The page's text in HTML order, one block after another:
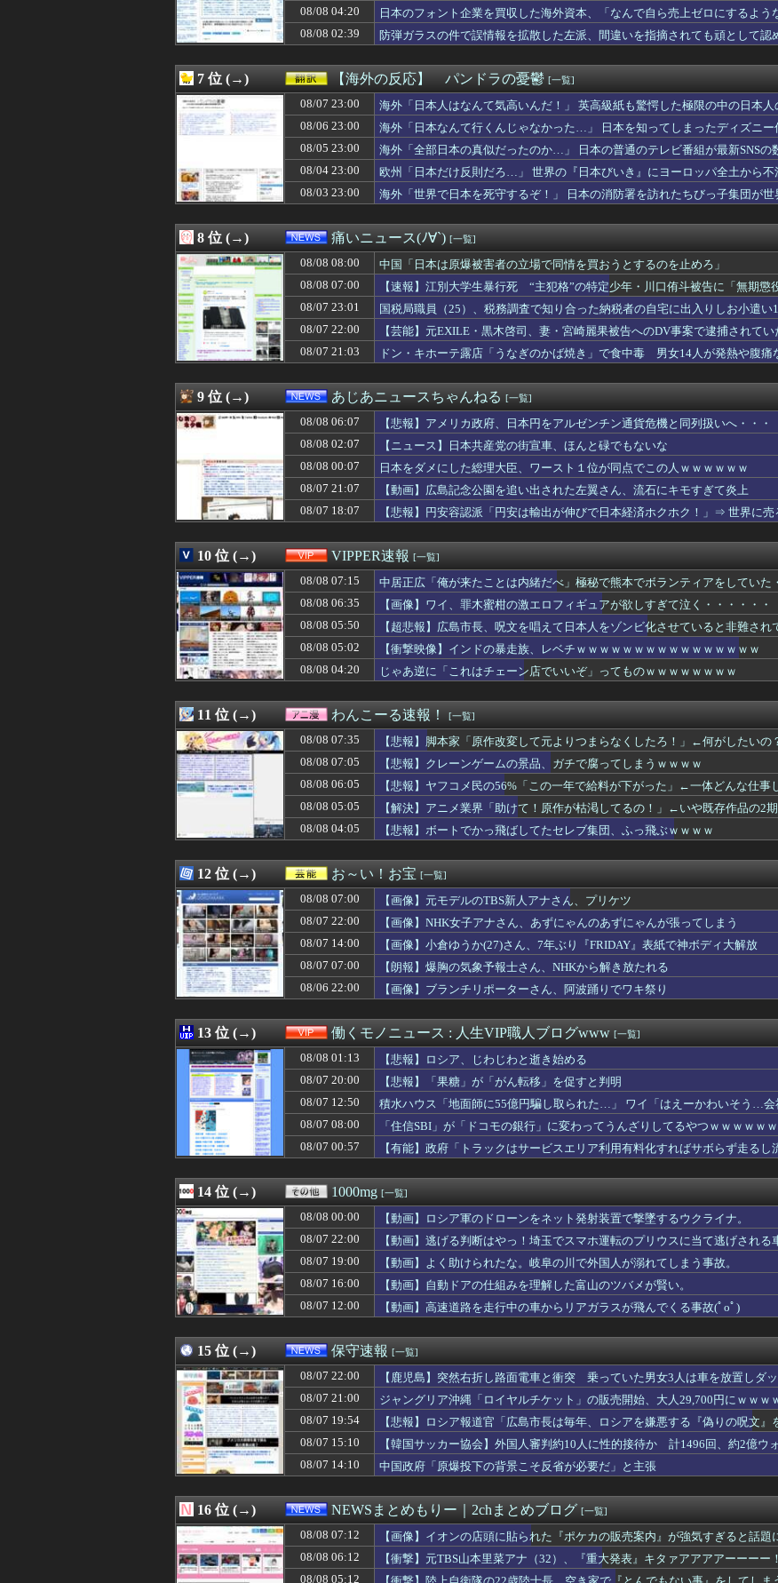
08/08 07:19
全身ユニクロでユニクロ行けますか？
08/08 07:19
【画像】大物YouTuber、AVと間違われて海外でバズるwww
08/08 07:18
我が家にとってはお高め価格の某ゴルフブランドのブルゾンがない！一度しか着てない...
08/08 07:15
中居正広「俺が来たことは内緒だべ」極秘で熊本でボランティアをしていた・・・
08/08 07:15
海外「日本政府がトランプ政権の日本コンテンツの無断使用に「懸念」を伝えたぞ」 ...
08/08 07:15
住宅営業マン「あっ、遅れてしまってすみませ～ん(笑)」 客「…今日、契約日です...
08/08 07:13
⚠WARNING!!⚠生成AIが「新ウイルス」設計 細菌内で増殖確認、米大学が...
08/08 07:12
嫁の料理がクソまずい。昨日の献立はサラダ、しょっぱいメイン、汁物、ご飯だけ・・...
【特撮】アニメみたいな衣装でも着こなせるヒロインって凄くない？
08/08 07:12
【画像】イオンの店頭に貼られた『ポケカの販売案内』が強気すぎると話題にｗｗｗｗ
08/08 07:12
江別大学生暴行死、主犯格の特定少年に「無期懲役」の判決
08/08 07:11
【悲報】サッカーの日本人審判、韓国とつるんで不正してた疑惑が浮上
08/08 07:10
【画像】女教師「よーし、先生も水着でプール清掃するわよぉー♥」ﾑﾁﾑﾁ
08/08 07:10
芸能界を引退した爆乳女、なぜか今もSNSでお◯ぱい画像を投稿！
08/08 07:10
【画像】 女優・松本まりか、乳首隠したノーブラ乳がHすぎる
08/08 07:10
松尾美佑ちゃんの健康的な美ワキ、大変なことになってるって...
08/08 07:10
【悲報】瞼ピクピク病はストレスが原因！？眼科行っても無駄な理由ｗｗｗ
08/08 07:10
【BBC】AI使い全く新しいウイルス16種類の全遺伝情報設計に初成功
08/08 07:09
【画像】【楽団V!VO】鈴木勝が挑む！RADWIMPS「スパークル」オンライン...
08/08 07:09
『左ハンドル車』←意外とデメリットがないことが判明wwwwwww
08/08 07:08
【動画】これはひどい…右折禁止なのに軽自動車が突如右折し路面電車と衝突→乗って...
08/08 07:06
お見合い相手との2度目のデートで「余命宣告された母を安心させたい」とプロポーズ...
08/08 07:06
最新の日本人が減り、外国人が増えた街市ランキングをご覧下さい→5位川口市、4位...
08/08 07:05
韓国人「韓国サッカー協会の接待問題が今日まで大騒ぎにならなかった理由がこちら…...
【新星】日本に現れた新星、16歳三井寺は和製イニエスタかｗｗｗｗｗ
【速報】140kg俺、はま寿司で食いまくるｗｗｗｗｗｗｗ（※画像あり）
08/08 07:05
【悲報】クレーンゲームの景品、ガチで腐ってしまうｗｗｗｗ
08/08 07:05
【画像】24歳の女子タクシードライバーさん、めちゃくちゃ可愛いと話題にｗｗｗｗ...
08/08 07:05
『クロノトリガー』面白かったわ
08/08 07:03
【遊戯王】新規「宿命の決闘」王国編のカードめっちゃ出すじゃん
08/08 07:03
告白されて付き合った彼は歴代の元カノが全員7歳年上で、私にも「今時は共働きが普...
08/08 07:02
「鬼滅の刃」の煉獄杏寿郎さんって、すぐに退場したのに何で人気あるの？？
08/08 07:02
メディア『販売本数の9割が過去作？カプコン好決算で驚異的な“リピート販売”の成...
08/08 07:02
※ガンダムの世界の上級国民はなぜ地球に執着するのか
08/08 07:01
2027/2/18発売予定『ペルソナ４ リバイバル』体験会レポート動画公開＆「...
08/08 07:01
日本の輸出額、円安なのに人口少ない台湾と韓国に抜かれ日本沈没死亡
08/08 07:01
サウジの危機に「知るか」の声！ 中東の嵐は自業自得？（海外の反応）
08/08 07:01
【ウマ娘】Gaze on Me! の導入部分は薄暗くてピンクなエッ●っぽい雰囲...
08/08 07:01
【ウマ娘】正直ダンツと5年くらい付き合ってゆっくり結婚したい
08/08 07:00
【夏ボーナス】初の100万円超え うちも有名メーカーで上場企業だが 社内格差が...
08/08 07:00
【VTuber】RK Music、公式サイトをリニューアル！『こうして見るとR...
08/08 07:00
【速報】江別大学生暴行死 “主犯格”の特定少年・川口侑斗被告に「無期懲役」の判...
08/08 07:00
梅野ドリスバッテリーはマジでなんで阿倍と勝負したん？意味わからんわ
08/08 07:00
【ラブライブ！】フミコって可愛くね？
08/08 07:00
コメダ珈琲「量多いです、客層いいです、量多いです」←こいつの弱点
大手Vグループの決算資料「リスナーから男性および、若年層が減少してきてる」←弱...
男性恐怖症だったの嫁をサルの様に求めまくった結果は……...
08/08 07:00
中国「日本は原爆被害者の立場で同情を買おうとするのを止めろ」
08/08 07:00
高校生がうちの車に傷をつけた。管理人さんに連絡したらその家の親が来て謝ってくれ...
08/08 07:00
【胸糞】人の頼みは断る癖に自分は不機嫌になる友人⇒他人の不幸を喜ぶ『フレネミー...
08/08 07:00
半年近く食費を払わない彼氏。催促したら小銭で1000円渡され『外食奢るからトン...
08/08 07:00
【画像】有名女性声優「私はね、ハゲてる人が好きなの」
08/08 07:00
最新の齋藤飛鳥の『ぶってえ下半身』、大変なことになってるって...
08/08 07:00
旅館「この押入れには布団は入ってません」
08/08 07:00
【悲報】メトロイドプライム4 新品が2999円に…
08/08 07:00
【遊戯王情報】UTILITY SELECTION開封動画投稿キャンペーン！
08/08 07:00
【画像】小学生クソガキ「愛子！卒業したんやろ？大学 ニュースで見たわ」→結果w...
08/08 07:00
海外「パリで”アメリカ人？”と聞かれて”ウ...
08/08 07:00
韓国人「朝目覚めたらベッドが360度グルグル…」ハン・ガインを苦しめた『あの病...
08/08 07:00
【朗報】韓国人「新宿の自販機、うちの飲み物だらけ」
08/08 07:00
【画像】元モデルのTBS新人アナさん、プリケツ
08/08 07:00
【艦これ】フランスってSHS持ってたのか
08/08 06:58
【速報】またまた乃木坂配信中に一ノ瀬美空が登場wwwwwwwww
08/08 06:57
私「50万円使ったって本当？」監査ママ「来月には絶対返すから…」→約束を信じて...
08/08 06:57
いずれ無くなるのでは？と思うもの
08/08 06:55
スクーバル「すまん、ドジャースじゃなくてタイガースにはよ戻りてぇわ」
08/08 06:55
日本人はBYDの軽EV「ラッコ」をどう見ているのか―中国メディア [8/7]
08/08 06:51
【画像】真のジャグラー演者さんの姿がカッコいいｗｗｗｗｗ
08/08 06:50
そうめんの薬味何を入れる？
08/08 06:50
小泉防衛大臣、熊本地震の林野火災で自衛隊派遣へ！←「迅速な対応だ！」「次の首相...
08/08 06:50
【画像】腰太ももが完璧すぎる爆乳女さん、見つかるｗｗｗｗ
08/08 06:49
ホルムズ海峡、開放
08/08 06:47
バイトが佐川に持っていこうとした荷物、デスストランディングすぎると話題にｗｗｗ...
08/08 06:44
ジャニが消えてJPOPがマシになるかと思ったら相変わらずお遊戯会やってて笑う
08/08 06:40
高値で米を大量に仕入れた米卸大手、米価下落によって決算が凄まじいことになってい...
08/08 06:40
女さんたちの間で流行った変なハイレグの服の上からズボンを履くファッションｗｗｗ...
08/08 06:39
【画像】地味顔なのにカラダが凄い女ｗｗｗwｗｗｗｗｗｗｗｗ❤
08/08 04:20
日本のフォント企業を買収した海外資本、「なんで自ら売上ゼロにするよ
を……
08/08 02:39 防弾ガラスの件で誤情報を拡散した左派、間違いを指摘されても頑として
7 位 (→) 【海外の反応】 パンドラの憂鬱 [一覧]
08/07 23:00
海外「日本人はなんて気高いんだ！」 英高級紙も驚愕した極限の中の日本
08/06 23:00
海外「日本なんて行くんじゃなかった…」 日本を知ってしまったディズニ
08/05 23:00
海外「全部日本の真似だったのか…」 日本の普通のテレビ番組が最新SNSの
08/04 23:00
欧州「日本だけ反則だろ…」 世界の『日本びいき』にヨーロッパ全土から不
08/03 23:00
海外「世界で日本を死守するぞ！」 日本の消防署を訪れたちびっ子集団が世
8 位 (→) 痛いニュース(ﾉ∀`) [一覧]
08/08 08:00
中国「日本は原爆被害者の立場で同情を買おうとするのを止めろ」
08/08 07:00
【速報】江別大学生暴行死 “主犯格”の特定少年・川口侑斗被告に「無期
決
08/07 23:01
国税局職員（25）、税務調査で知り合った納税者の自宅に出入りしお小遣い
08/07 22:00
【芸能】元EXILE・黒木啓司、妻・宮崎麗果被告へのDV事案で逮捕され
損傷の怪我
08/07 21:03 ドン・キホーテ露店「うなぎのかば焼き」で食中毒 男女14人が発熱や腹
9 位 (→) あじあニュースちゃんねる [一覧]
08/08 06:07
【悲報】アメリカ政府、日本円をアルゼンチン通貨危機と同列扱いへ・・・
08/08 02:07
【ニュース】日本共産党の街宣車、ほんと碌でもないな
08/08 00:07
日本をダメにした総理大臣、ワースト１位が同点でこの人ｗｗｗｗｗｗ
08/07 21:07
【動画】広島記念公園を追い出された左翼さん、流石にキモすぎて炎上
08/07 18:07
【悲報】円安容認派「円安は輸出が伸びで日本経済ホクホク！」⇒ 世界に
10 位 (→) VIPPER速報 [一覧]
08/08 07:15
中居正広「俺が来たことは内緒だべ」極秘で熊本でボランティアをしていた
08/08 06:35
【画像】ワイ、罪木蜜柑の激エロフィギュアが欲しすぎて泣く・・・・・・
08/08 05:50
【超悲報】広島市長、呪文を唱えて日本人をゾンビ化させていると非難され
08/08 05:02
【衝撃映像】インドの暴走族、レベチｗｗｗｗｗｗｗｗｗｗｗｗｗｗｗｗ
08/08 04:20
じゃあ逆に「これはチェーン店でいいぞ」ってものｗｗｗｗｗｗｗｗ
11 位 (→) わんこーる速報！ [一覧]
08/08 07:35
【悲報】脚本家「原作改変して元よりつまらなくしたろ！」←何がしたいの
08/08 07:05
【悲報】クレーンゲームの景品、ガチで腐ってしまうｗｗｗｗ
08/08 06:05
【悲報】ヤフコメ民の56%「この一年で給料が下がった」←一体どんな仕事
08/08 05:05
【解決】アニメ業界「助けて！原作が枯渇してるの！」←いや既存作品の2
08/08 04:05
【悲報】ボートでかっ飛ばしてたセレブ集団、ふっ飛ぶｗｗｗｗ
12 位 (→) お～い！お宝 [一覧]
08/08 07:00
【画像】元モデルのTBS新人アナさん、プリケツ
08/07 22:00
【画像】NHK女子アナさん、あずにゃんのあずにゃんが張ってしまう
08/07 14:00
【画像】小倉ゆうか(27)さん、7年ぶり『FRIDAY』表紙で神ボディ大解放
08/07 07:00
【朗報】爆胸の気象予報士さん、NHKから解き放たれる
08/06 22:00
【画像】ブランチリポーターさん、阿波踊りでワキ祭り
13 位 (→) 働くモノニュース : 人生VIP職人ブログwww [一覧]
08/08 01:13
【悲報】ロシア、じわじわと逝き始める
08/07 20:00
【悲報】「果糖」が「がん転移」を促すと判明
08/07 12:50
積水ハウス「地面師に55億円騙し取られた…」 ワイ「はえーかわいそう…会
08/07 08:00
「住信SBI」が「ドコモの銀行」に変わってうんざりしてるやつｗｗｗｗｗ
08/07 00:57
【有能】政府「トラックはサービスエリア利用有料化すればサボらず走るし
14 位 (→) 1000mg [一覧]
08/08 00:00
【動画】ロシア軍のドローンをネット発射装置で撃墜するウクライナ。
08/07 22:00
【動画】逃げる判断はやっ！埼玉でスマホ運転のプリウスに当て逃げされる
08/07 19:00
【動画】よく助けられたな。岐阜の川で外国人が溺れてしまう事故。
08/07 16:00
【動画】自動ドアの仕組みを理解した富山のツバメが賢い。
08/07 12:00
【動画】高速道路を走行中の車からリアガラスが飛んでくる事故(ﾟoﾟ)
15 位 (→) 保守速報 [一覧]
08/07 22:00
【鹿児島】突然右折し路面電車と衝突 乗っていた男女3人は車を放置しダ
08/07 21:00
ジャングリア沖縄「ロイヤルチケット」の販売開始、大人29,700円にｗｗｗ
08/07 19:54
【悲報】ロシア報道官「広島市長は毎年、ロシアを嫌悪する『偽りの呪文
主張
08/07 15:10
【韓国サッカー協会】外国人審判約10人に性的接待か 計1496回、約2億ウ
08/07 14:10
中国政府「原爆投下の背景こそ反省が必要だ」と主張
16 位 (→) NEWSまとめもりー｜2chまとめブログ [一覧]
08/08 07:12
【画像】イオンの店頭に貼られた『ポケカの販売案内』が強気すぎると話題
08/08 06:12
【衝撃】元TBS山本里菜アナ（32）、『重大発表』キタァアアアアーーーー
08/08 05:12